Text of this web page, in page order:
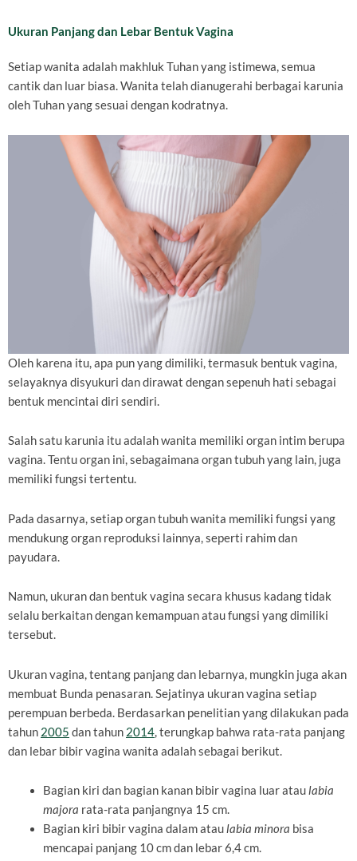
Ukuran Panjang dan Lebar Bentuk Vagina
Setiap wanita adalah makhluk Tuhan yang istimewa, semua
cantik dan luar biasa. Wanita telah dianugerahi berbagai karunia
oleh Tuhan yang sesuai dengan kodratnya.
Oleh karena itu, apa pun yang dimiliki, termasuk bentuk vagina,
selayaknya disyukuri dan dirawat dengan sepenuh hati sebagai
bentuk mencintai diri sendiri.
Salah satu karunia itu adalah wanita memiliki organ intim berupa
vagina. Tentu organ ini, sebagaimana organ tubuh yang lain, juga
memiliki fungsi tertentu.
Pada dasarnya, setiap organ tubuh wanita memiliki fungsi yang
mendukung organ reproduksi lainnya, seperti rahim dan
payudara.
Namun, ukuran dan bentuk vagina secara khusus kadang tidak
selalu berkaitan dengan kemampuan atau fungsi yang dimiliki
tersebut.
Ukuran vagina, tentang panjang dan lebarnya, mungkin juga akan
membuat Bunda penasaran. Sejatinya ukuran vagina setiap
perempuan berbeda. Berdasarkan penelitian yang dilakukan pada
tahun 2005 dan tahun 2014, terungkap bahwa rata-rata panjang
dan lebar bibir vagina wanita adalah sebagai berikut.
Bagian kiri dan bagian kanan bibir vagina luar ataulabia
majora rata-rata panjangnya 15 cm.
Bagian kiri bibir vagina dalam ataulabia minora bisa
mencapai panjang 10 cm dan lebar 6,4 cm.